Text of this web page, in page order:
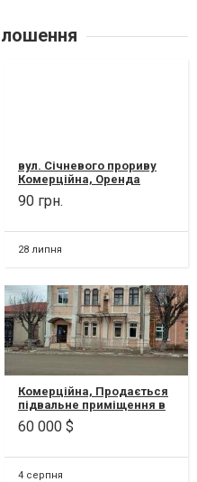
вул. Січневого прориву
Комерційна, Оренда
складу у м. Біла Церква,
Київська область.
90 грн.
28 липня
Комерційна, Продається
підвальне приміщення в
центрі міста!
Розташування: Центр
60 000 $
4 серпня